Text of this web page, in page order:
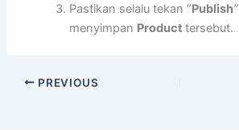
Pastikan selalu tekan “Publish”
menyimpan Producttersebut.
PREVIOUS